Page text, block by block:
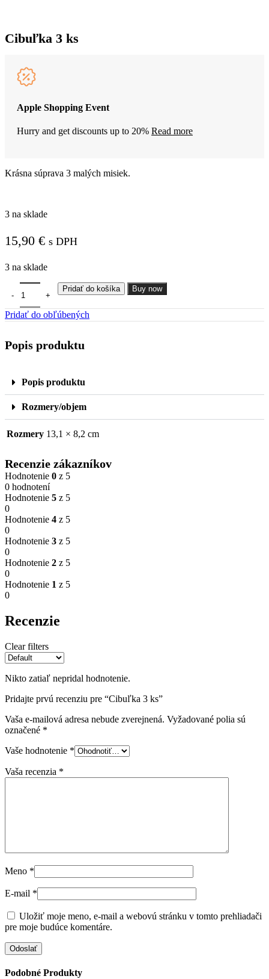
Cibuľka 3 ks
Apple Shopping Event
Hurry and get discounts up to 20% Read more
Krásna súprava 3 malých misiek.
3 na sklade
15,90 € s DPH
3 na sklade
Pridať do košíka Buy now
Pridať do obľúbených
Popis produktu
Popis produktu
Rozmery/objem
Rozmery 13,1 × 8,2 cm
Recenzie zákazníkov
Hodnotenie 0 z 5
0 hodnotení
Hodnotenie 5 z 5
0
Hodnotenie 4 z 5
0
Hodnotenie 3 z 5
0
Hodnotenie 2 z 5
0
Hodnotenie 1 z 5
0
Recenzie
Clear filters
Nikto zatiaľ nepridal hodnotenie.
Pridajte prvú recenziu pre “Cibuľka 3 ks”
Vaša e-mailová adresa nebude zverejnená. Vyžadované polia sú
označené *
Vaše hodnotenie *
Vaša recenzia *
Meno *
E-mail *
Uložiť moje meno, e-mail a webovú stránku v tomto prehliadači
pre moje budúce komentáre.
Podobné Produkty